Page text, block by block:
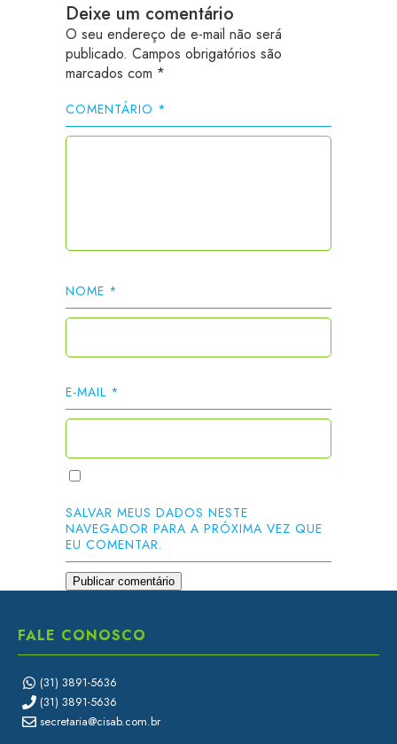
Deixe um comentário
O seu endereço de e-mail não será
publicado. Campos obrigatórios são
marcados com *
COMENTÁRIO *
NOME *
E-MAIL *
SALVAR MEUS DADOS NESTE
NAVEGADOR PARA A PRÓXIMA VEZ QUE
EU COMENTAR.
FALE CONOSCO
(31) 3891-5636
(31) 3891-5636
secretaria@cisab.com.br